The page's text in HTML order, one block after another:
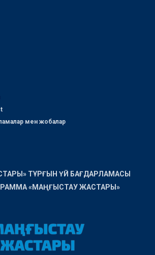
мен жобалар
ТҰРҒЫН ҮЙ БАҒДАРЛАМАСЫ
«МАҢҒЫСТАУ ЖАСТАРЫ»